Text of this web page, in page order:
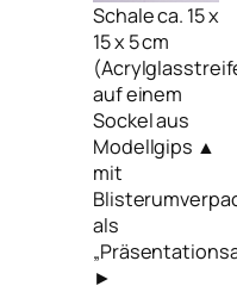
Schale ca. 15 x
15 x 5 cm
auf einem
Sockel aus
Modellgips ▲
mit
als
►